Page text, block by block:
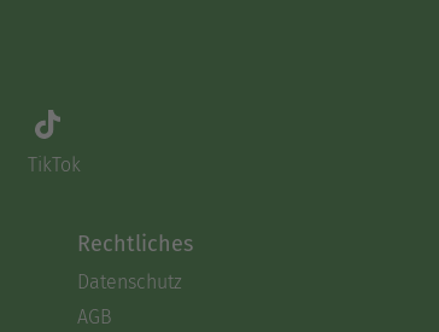
TikTok
Rechtliches
Datenschutz
AGB